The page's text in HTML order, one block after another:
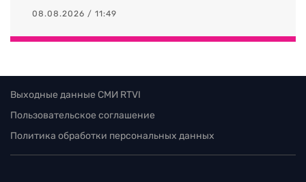
08.08.2026 / 11:49
Выходные данные СМИ RTVI
Пользовательское соглашение
Политика обработки персональных данных